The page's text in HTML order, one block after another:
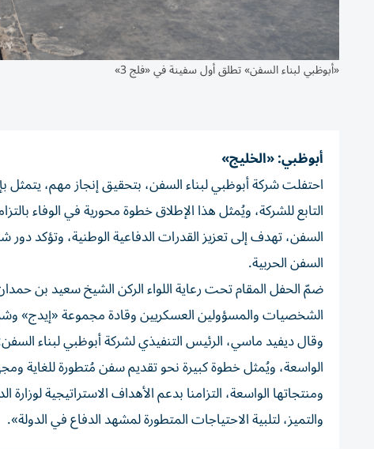
«أبوظبي لبناء السفن» تطلق أول سفينة في «فلج 3»
أبوظبي: «الخليج»
التابع للشركة، ويُمثل هذا الإطلاق خطوة محورية في الوفاء
السفن، تهدف إلى تعزيز القدرات الدفاعية الوطنية، وتؤكد
السفن الحربية.
ضمّ الحفل المقام تحت رعاية اللواء الركن الشيخ سعيد بن
الشخصيات والمسؤولين العسكريين وقادة مجموعة «إيدج»
وقال ديفيد ماسي، الرئيس التنفيذي لشركة أبوظبي لبناء
الواسعة، ويُمثل خطوة كبيرة نحو تقديم سفن مُتطورة للغاية
ومنتجاتها الواسعة، التزامنا بدعم الأهداف الاستراتيجية
والتميز، لتلبية الاحتياجات المتطورة لمشهد الدفاع في الدولة».